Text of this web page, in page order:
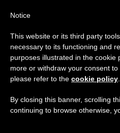
Aviso importante
Del 27 de julio al 7 de
anual, aprovechando que
se generan menos
Notice
This website or its third party
necessary to its functioning and
purposes illustrated in the cookie
more or withdraw your consent
please refer to the cookie policy
By closing this banner, scrolling
continuing to browse otherwise,